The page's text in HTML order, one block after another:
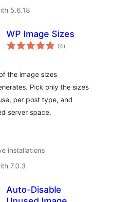
5.6.18
WP Image Sizes
(4total
ratings
)
the image sizes
Pick only the sizes
per post type, and
server space.
installations
7.0.3
Auto-Disable